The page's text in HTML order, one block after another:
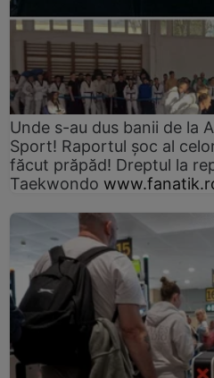
Unde s-au dus banii de la
Sport! Raportul șoc al
făcut prăpăd! Dreptul la
Taekwondo